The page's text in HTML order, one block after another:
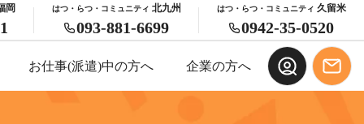
お仕事(派遣)中の⽅へ 企業の⽅へ
岡 はつ・らつ・コミュニティ北九州
093-881-6699
はつ・らつ・コミュニティ久留米
0942-35-0520